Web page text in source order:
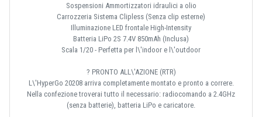
Sospensioni Ammortizzatori idraulici a olio
Carrozzeria Sistema Clipless (Senza clip esterne)
Illuminazione LED frontale High-Intensity
Batteria LiPo 2S 7.4V 850mAh (Inclusa)
Scala 1/20 - Perfetta per l\'indoor e l\'outdoor
? PRONTO ALL\'AZIONE (RTR)
L\'HyperGo 20208 arriva completamente montato e pronto a correre.
Nella confezione troverai tutto il necessario: radiocomando a 2.4GHz
(senza batterie), batteria LiPo e caricatore.